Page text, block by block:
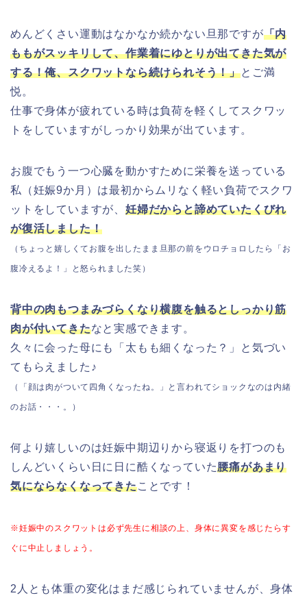
めんどくさい運動はなかなか続かない旦那ですが「内
ももがスッキリして、作業着にゆとりが出てきた気が
する！俺、スクワットなら続けられそう！」とご満
悦。
仕事で身体が疲れている時は負荷を軽くしてスクワッ
トをしていますがしっかり効果が出ています。
お腹でもう一つ心臓を動かすために栄養を送っている
私（妊娠9か月）は最初からムリなく軽い負荷でスクワ
ットをしていますが、妊婦だからと諦めていたくびれ
が復活しました！
（ちょっと嬉しくてお腹を出したまま旦那の前をウロチョロしたら「お
腹冷えるよ！」と怒られました笑）
背中の肉もつまみづらくなり横腹を触るとしっかり筋
肉が付いてきたなと実感できます。
久々に会った母にも「太もも細くなった？」と気づい
てもらえました♪
（「顔は肉がついて四角くなったね。」と言われてショックなのは内緒
のお話・・・。）
何より嬉しいのは妊娠中期辺りから寝返りを打つのも
しんどいくらい日に日に酷くなっていた腰痛があまり
気にならなくなってきたことです！
※妊娠中のスクワットは必ず先生に相談の上、身体に異変を感じたらす
ぐに中止しましょう。
2人とも体重の変化はまだ感じられていませんが、身体